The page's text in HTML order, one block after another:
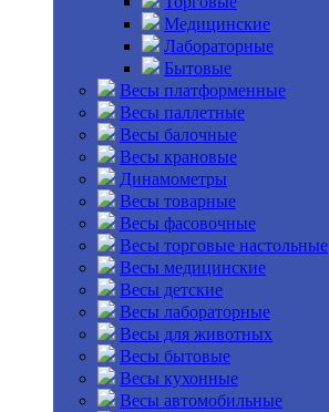
Медицинские
Лабораторные
Бытовые
Весы платформенные
Весы паллетные
Весы балочные
Весы крановые
Динамометры
Весы товарные
Весы фасовочные
Весы торговые настольные
Весы медицинские
Весы детские
Весы лабораторные
Весы для животных
Весы бытовые
Весы кухонные
Весы автомобильные